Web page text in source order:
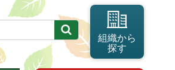
組織から
探す